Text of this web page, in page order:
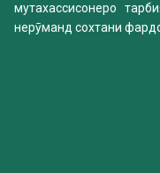
мутахассисонеро
нерӯманд сохтани